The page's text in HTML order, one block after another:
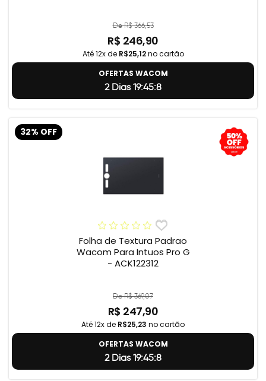
De R$ 366,53
R$ 246,90
Até 12x de R$25,12no cartão
OFERTAS WACOM
2 Dias 19:45:7
32% OFF
Folha de Textura Padrao
Wacom Para Intuos Pro G
- ACK122312
De R$ 369,07
R$ 247,90
Até 12x de R$25,23 no cartão
OFERTAS WACOM
2 Dias 19:45:7